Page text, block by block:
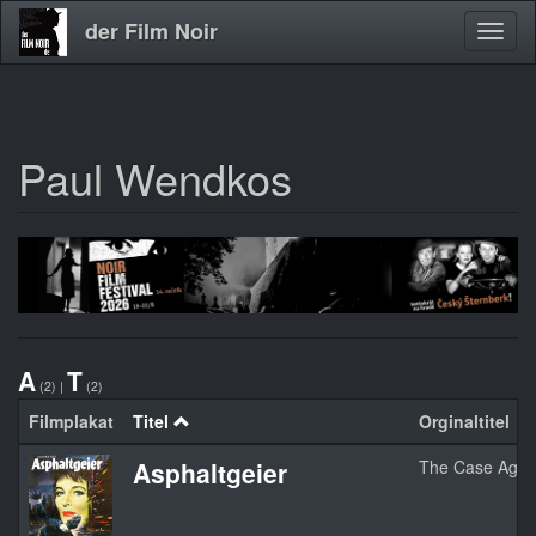
Direkt
zum
der Film Noir
Paul Wendkos
A (2) | T (2)
Filmplakat Titel Orginaltitel
Asphaltgeier The Case